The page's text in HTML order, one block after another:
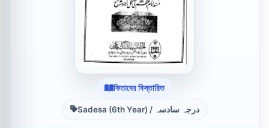
কিতাবের বিস্তারিত
Sadesa (6th Year) / درجہ سادسہ